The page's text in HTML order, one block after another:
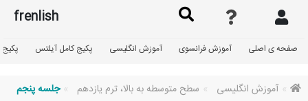
frenlish
صفحه ی اصلی آموزش فرانسوی آموزش انگلیسی پکیج کامل آیلتس پکیج
آموزش انگلیسی سطح متوسطه به بالا، ترم یازدهم جلسه پنجم